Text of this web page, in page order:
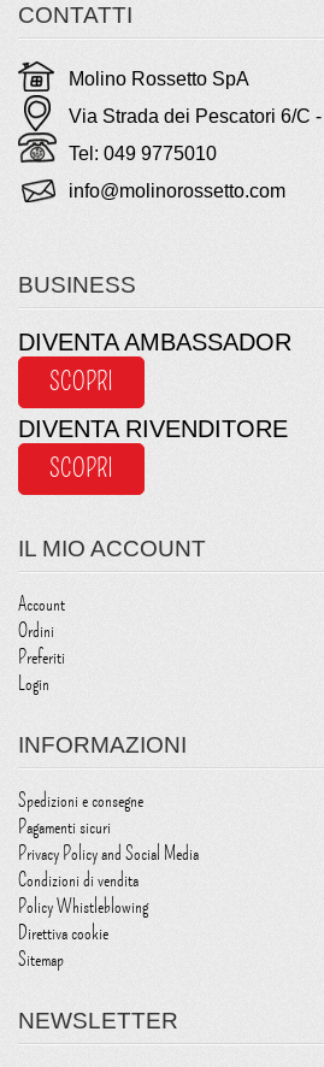
CONTATTI
Molino Rossetto SpA
Via Strada dei Pescatori 6/C
Tel: 049 9775010
info@molinorossetto.com
BUSINESS
DIVENTA AMBASSADOR
SCOPRI
DIVENTA RIVENDITORE
SCOPRI
IL MIO ACCOUNT
Account
Ordini
Preferiti
Login
INFORMAZIONI
Spedizioni e consegne
Pagamenti sicuri
Privacy Policy and Social Media
Condizioni di vendita
Policy Whistleblowing
Direttiva cookie
Sitemap
NEWSLETTER